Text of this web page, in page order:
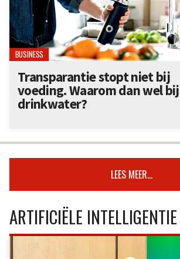
BUSINESS
Transparantie stopt niet bij
voeding. Waarom dan wel bij
drinkwater?
LEES MEER...
ARTIFICIËLE INTELLIGENTIE